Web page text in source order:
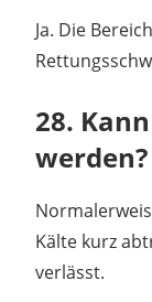
Ja. Die
28.
werden?
Kälte kurz
verlässt.